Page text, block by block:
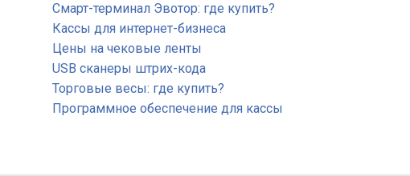
Смарт-терминал Эвотор: где купить?
Кассы для интернет-бизнеса
Цены на чековые ленты
USB сканеры штрих-кода
Торговые весы: где купить?
Программное обеспечение для кассы